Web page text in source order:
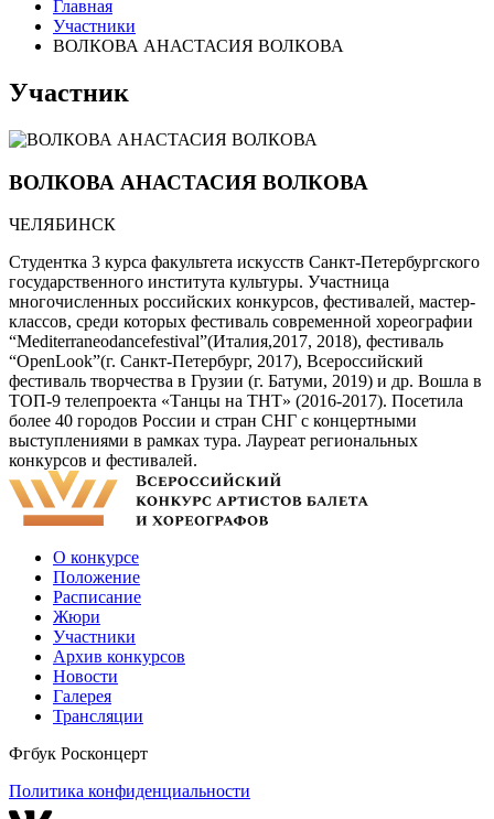
Главная
Участники
ВОЛКОВА АНАСТАСИЯ ВОЛКОВА
Участник
ВОЛКОВА АНАСТАСИЯ ВОЛКОВА
ЧЕЛЯБИНСК
Студентка 3 курса факультета искусств Санкт-Петербургского
государственного института культуры. Участница
многочисленных российских конкурсов, фестивалей, мастер-
классов, среди которых фестиваль современной хореографии
“Mediterraneodancefestival”(Италия,2017, 2018), фестиваль
“OpenLook”(г. Санкт-Петербург, 2017), Всероссийский
фестиваль творчества в Грузии (г. Батуми, 2019) и др. Вошла в
ТОП-9 телепроекта «Танцы на ТНТ» (2016-2017). Посетила
более 40 городов России и стран СНГ с концертными
выступлениями в рамках тура. Лауреат региональных
конкурсов и фестивалей.
О конкурсе
Положение
Расписание
Жюри
Участники
Архив конкурсов
Новости
Галерея
Трансляции
Фгбук Росконцерт
Политика конфиденциальности